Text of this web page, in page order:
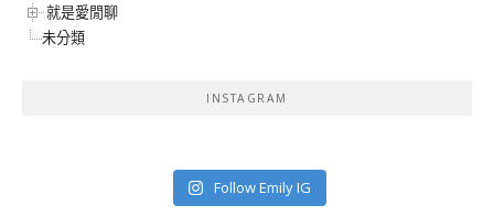
就是愛閒聊
未分類
INSTAGRAM
Follow Emily IG